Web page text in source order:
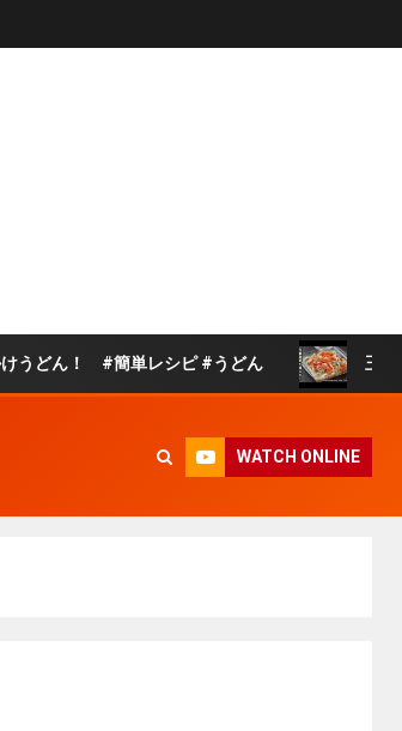
単レシピ #うどん 玉ねぎトマト漬け
WATCH ONLINE